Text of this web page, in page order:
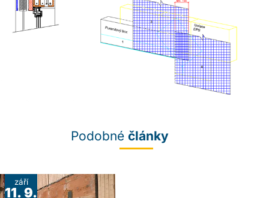
Podobné články
září
11. 9.